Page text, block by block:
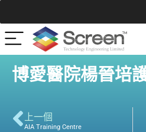
博愛醫院楊晉培
上一個
AIA Training Centre